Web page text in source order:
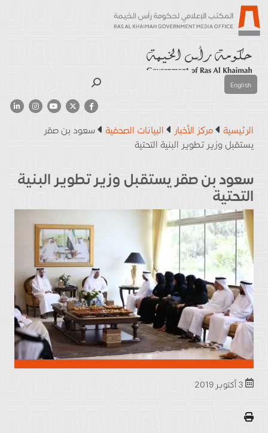
English
الرئيسية مركز الأخبار البيانات الصحفية
سعود بن صقر
يستقبل وزير تطوير البنية التحتية
سعود بن صقر يستقبل وزير تطوير البنية
التحتية